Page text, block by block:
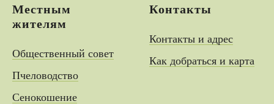
Местным
жителям
Общественный совет
Пчеловодство
Сенокошение
Контакты
Контакты и адрес
Как добраться и карта